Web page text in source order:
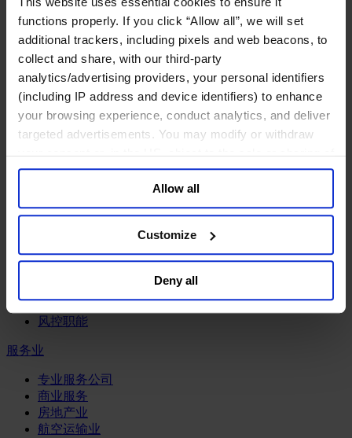
functions properly. If you click “Allow all”, we will set
additional trackers, including pixels and web beacons, to
collect and share, with our third-party
analytics/advertising providers, your personal identifiers
(including IP address and device identifiers) to enhance
your browsing experience, conduct analytics, and deliver
targeted advertisements. You may modify or withdraw
your consent or, in the US, object to the sale or sharing of
your data for targeted advertising, by clicking “Do Not
Sell or Share My Personal Information” in the footer of
the website. You must opt-out of each device and each
browser. For additional information and retention terms
general collection and use of personal information see
Allow all
Customize
Deny all
工业
化工与过程工业咨询团队
机械与工业技术
汽车与交通设备
能源业
金属与矿业
金融服务业
主权财富基金
保险业
投资银行、企业银行与金融市场
私募股权投资行业
财富管理
零售金融服务
风控职能
服务业
专业服务公司
商业服务
房地产业
航空运输业